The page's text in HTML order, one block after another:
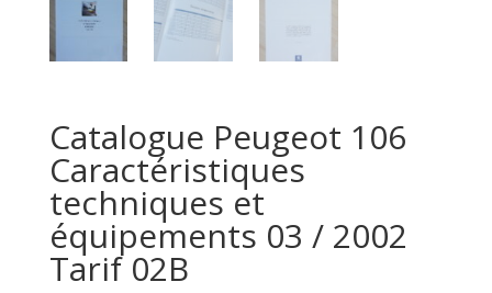
Catalogue Peugeot 106
Caractéristiques
techniques et
équipements 03 / 2002
Tarif 02B